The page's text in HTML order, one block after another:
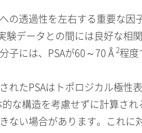
の透過性を左右する重要な
験データとの間には良好な相
子には、PSAが60～70Å 2程度
れたPSAはトポロジカル極
な構造を考慮せずに計算さ
ない場合があります。これ